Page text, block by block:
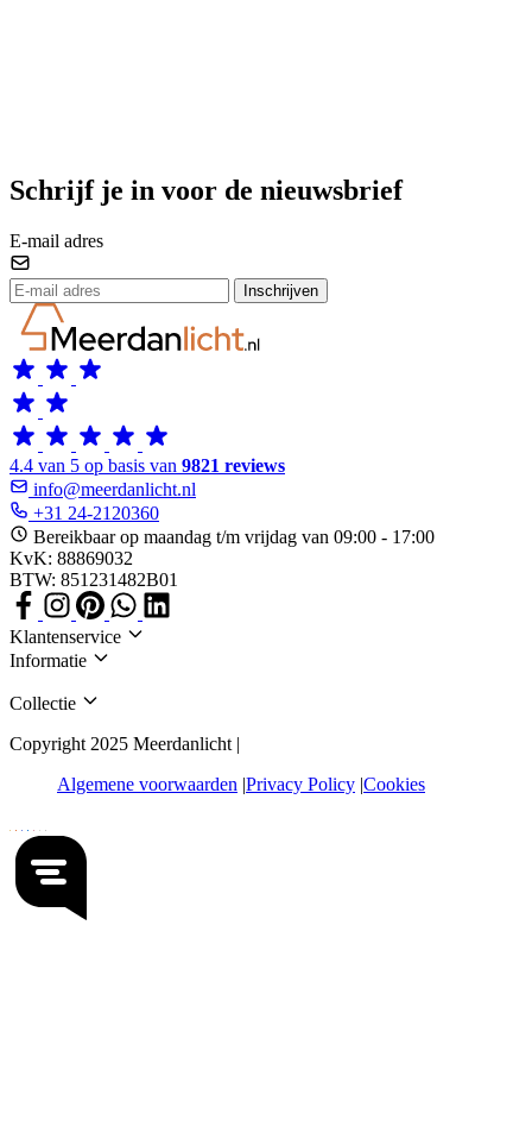
Schrijf je in voor de nieuwsbrief
E-mail adres
Inschrijven
4.4 van 5 op basis van 9821 reviews
info@meerdanlicht.nl
+31 24-2120360
Bereikbaar op maandag t/m vrijdag van 09:00 - 17:00
KvK: 88869032
BTW: 851231482B01
Klantenservice
Informatie
Collectie
Copyright 2025 Meerdanlicht |
Algemene voorwaarden Privacy Policy Cookies